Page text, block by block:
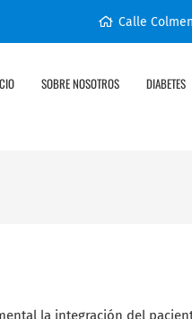
Calle
SOBRE NOSOTROS DIABETES
la integración del